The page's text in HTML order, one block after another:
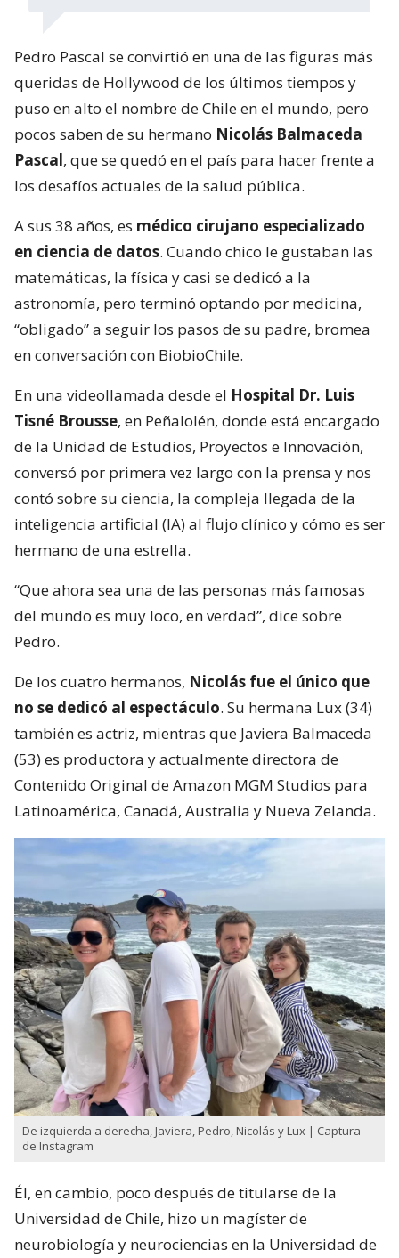
Pedro Pascal se convirtió en una de las figuras más
queridas de Hollywood de los últimos tiempos y
puso en alto el nombre de Chile en el mundo, pero
pocos saben de su hermano Nicolás Balmaceda
Pascal, que se quedó en el país para hacer frente a
los desafíos actuales de la salud pública.
A sus 38 años, es médico cirujano especializado
en ciencia de datos. Cuando chico le gustaban las
matemáticas, la física y casi se dedicó a la
astronomía, pero terminó optando por medicina,
“obligado” a seguir los pasos de su padre, bromea
en conversación con BiobioChile.
En una videollamada desde el Hospital Dr. Luis
Tisné Brousse, en Peñalolén, donde está encargado
de la Unidad de Estudios, Proyectos e Innovación,
conversó por primera vez largo con la prensa y nos
contó sobre su ciencia, la compleja llegada de la
inteligencia artificial (IA) al flujo clínico y cómo es ser
hermano de una estrella.
“Que ahora sea una de las personas más famosas
del mundo es muy loco, en verdad”, dice sobre
Pedro.
De los cuatro hermanos, Nicolás fue el único que
no se dedicó al espectáculo. Su hermana Lux (34)
también es actriz, mientras que Javiera Balmaceda
(53) es productora y actualmente directora de
Contenido Original de Amazon MGM Studios para
Latinoamérica, Canadá, Australia y Nueva Zelanda.
De izquierda a derecha, Javiera, Pedro, Nicolás y Lux | Captura
de Instagram
Él, en cambio, poco después de titularse de la
Universidad de Chile, hizo un magíster de
neurobiología y neurociencias en la Universidad de